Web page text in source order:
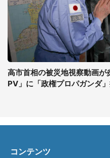
高市首相の被災地視察動画
PV」に「政権プロパガンダ」
コンテンツ